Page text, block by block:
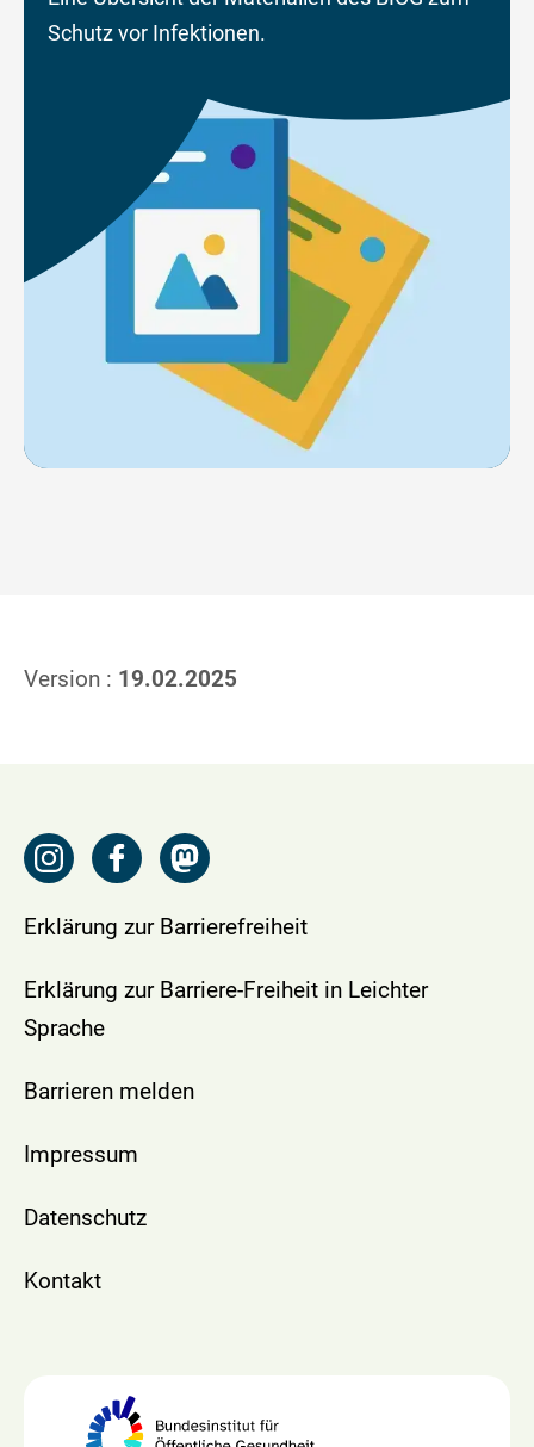
Schutz vor Infektionen.
Version : 19.02.2025
Erklärung zur Barrierefreiheit
Erklärung zur Barriere-Freiheit in Leichter
Sprache
Barrieren melden
Impressum
Datenschutz
Kontakt